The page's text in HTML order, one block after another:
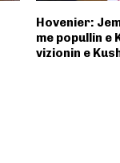
Hovenier:
me popullin e
vizionin e